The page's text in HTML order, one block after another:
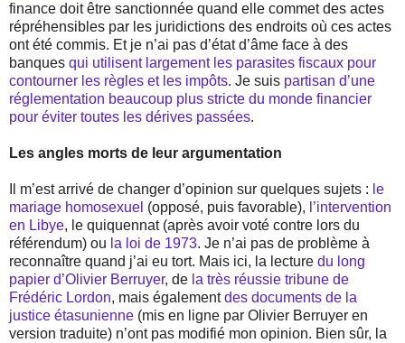
finance doit être sanctionnée quand elle commet des actes
répréhensibles par les juridictions des endroits où ces actes
ont été commis. Et je n’ai pas d’état d’âme face à des
banques qui utilisent largement les parasites fiscaux pour
contourner les règles et les impôts. Je suis partisan d’une
réglementation beaucoup plus stricte du monde financier
pour éviter toutes les dérives passées.
Les angles morts de leur argumentation
Il m’est arrivé de changer d’opinion sur quelques sujets : le
mariage homosexuel (opposé, puis favorable), l’intervention
en Libye, le quiquennat (après avoir voté contre lors du
référendum) ou la loi de 1973. Je n’ai pas de problème à
reconnaître quand j’ai eu tort. Mais ici, la lecture du long
papier d’Olivier Berruyer, de la très réussie tribune de
Frédéric Lordon, mais égalementdes documents de la
justice étasunienne (mis en ligne par Olivier Berruyer en
version traduite) n’ont pas modifié mon opinion. Bien sûr, la